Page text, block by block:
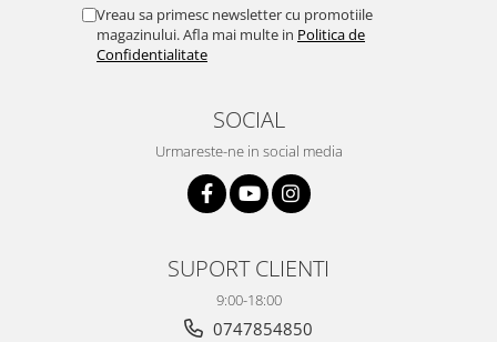
Vreau sa primesc newsletter cu promotiile
magazinului. Afla mai multe in Politica de
Confidentialitate
SOCIAL
Urmareste-ne in social media
SUPORT CLIENTI
9:00-18:00
0747854850